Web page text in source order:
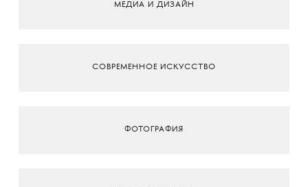
МЕДИА И ДИЗАЙН
СОВРЕМЕННОЕ ИСКУССТВО
ФОТОГРАФИЯ